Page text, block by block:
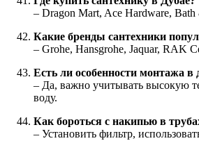
– Dragon Mart, Ace Hardware,
Какие бренды сантехники
– Grohe, Hansgrohe, Jaquar, RAK
Есть ли особенности монтажа в
– Да, важно учитывать высокую
воду.
Как бороться с накипью в
– Установить фильтр,